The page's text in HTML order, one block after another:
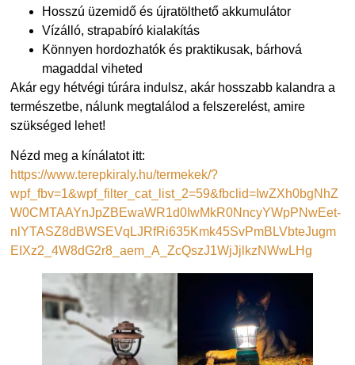
Hosszú üzemidő és újratölthető akkumulátor
Vízálló, strapabíró kialakítás
Könnyen hordozhatók és praktikusak, bárhová
magaddal viheted
Akár egy hétvégi túrára indulsz, akár hosszabb kalandra a
természetbe, nálunk megtalálod a felszerelést, amire
szükséged lehet!
Nézd meg a kínálatot itt:
https://www.terepkiraly.hu/termekek/?
wpf_fbv=1&wpf_filter_cat_list_2=59&fbclid=IwZXh0bgNhZ
W0CMTAAYnJpZBEwaWR1d0IwMkR0NncyYWpPNwEet-
nlYTASZ8dBWSEVqLJRfRi635Kmk45SvPmBLVbteJugm
EIXz2_4W8dG2r8_aem_A_ZcQszJ1WjJjlkzNWwLHg